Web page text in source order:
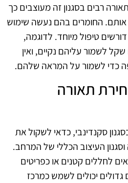
רבים בסגנון זה מעוצבים כך
אותם. החומרים בהם נעשה שימוש
טיפול מיוחד. לדוגמה,
שקל לשמור עליהם נקיים, ואין
כדי לשמור על המראה שלהם.
תאורה
סקנדינבי, כדאי לשקול את
העיצוב הכללי של המרחב.
לחללים קטנים או כפריטים
גדולים יכולים לשמש כמרכז